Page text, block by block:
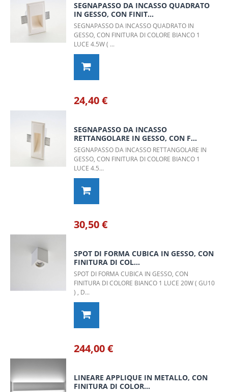
SEGNAPASSO DA INCASSO QUADRATO
IN GESSO, CON FINIT...
SEGNAPASSO DA INCASSO QUADRATO IN
GESSO, CON FINITURA DI COLORE BIANCO 1
LUCE 4.5W ( ...
24,40 €
SEGNAPASSO DA INCASSO
RETTANGOLARE IN GESSO, CON F...
SEGNAPASSO DA INCASSO RETTANGOLARE IN
GESSO, CON FINITURA DI COLORE BIANCO 1
LUCE 4.5...
30,50 €
SPOT DI FORMA CUBICA IN GESSO, CON
FINITURA DI COL...
SPOT DI FORMA CUBICA IN GESSO, CON
FINITURA DI COLORE BIANCO 1 LUCE 20W ( GU10
) , D...
244,00 €
LINEARE APPLIQUE IN METALLO, CON
FINITURA DI COLOR...